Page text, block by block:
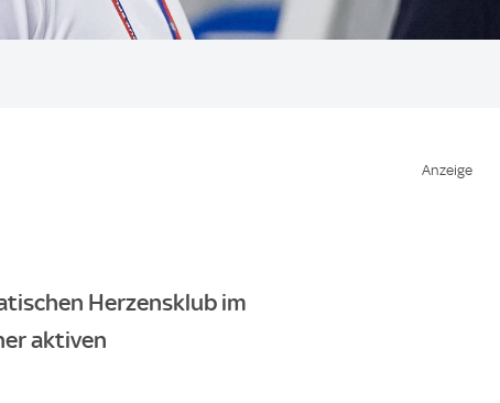
Herzensklub im
aktiven